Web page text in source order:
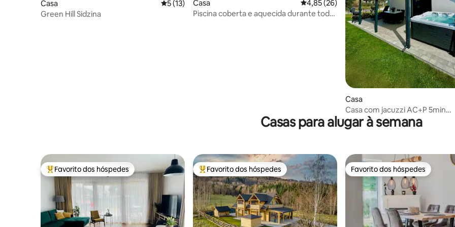
Casa Classificação média de 5 em 5 estrelas, 13avaliações
5 (13)
Green Hill Sidzina
Casa Classificação média de 4,85 em 5 estrelas,
4,85 (26)
Piscina coberta e aquecida durante todo
Casa
Casa com jacuzzi AC+P 5min
Energylandia/1h Krk
Casas para alugar à semana
Favoritos dos hóspedes mais apreciados
Favorito dos hóspedes Favoritos dos hóspedes mais apreciados
Favorito dos hóspedes Favorito dos hóspedes
Favorito dos hóspedes